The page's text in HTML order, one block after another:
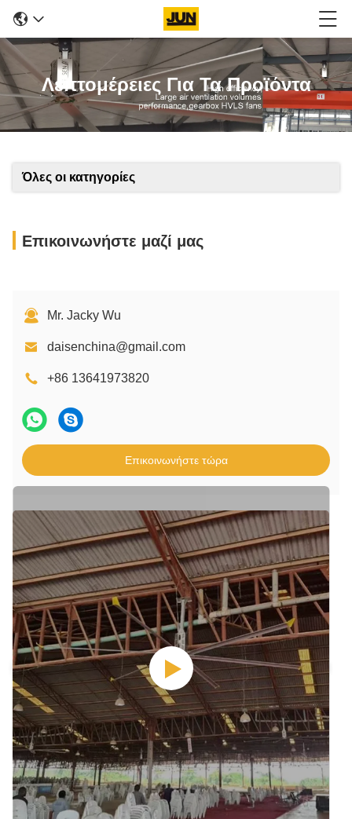
Λεπτομέρειες Για Τα Προϊόντα
Όλες οι κατηγορίες
Επικοινωνήστε μαζί μας
Mr. Jacky Wu
daisenchina@gmail.com
+86 13641973820
Επικοινωνήστε τώρα